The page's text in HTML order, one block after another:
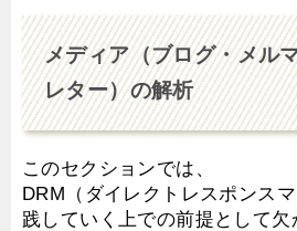
メディア（ブログ・メル
レター）の解析
このセクションでは、
DRM（ダイレクトレスポンス
践していく上での前提として欠